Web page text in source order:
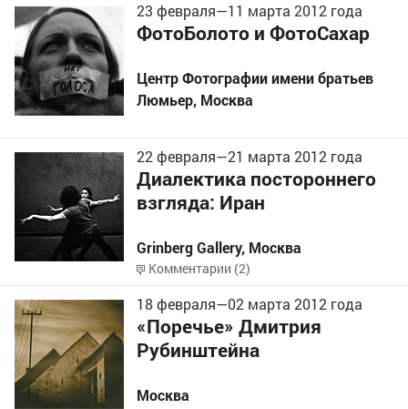
23 февраля—11 марта 2012 года
ФотоБолото и ФотоСахар
Центр Фотографии имени братьев
Люмьер, Москва
22 февраля—21 марта 2012 года
Диалектика постороннего
взгляда: Иран
Grinberg Gallery, Москва
Комментарии (2)
18 февраля—02 марта 2012 года
«Поречье» Дмитрия
Рубинштейна
Москва